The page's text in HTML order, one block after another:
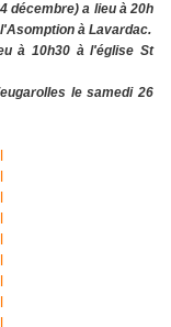
décembre) a lieu à 20h
à Lavardac.
à 10h30 à l'église St
le samedi 26